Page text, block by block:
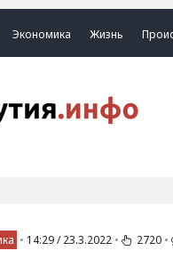
Экономика Жизнь
• 14:29 / 23.3.2022 • 2720 •